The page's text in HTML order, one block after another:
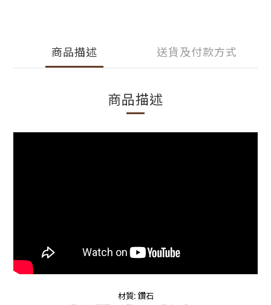
商品描述 送貨及付款方式
商品描述
材質: 鑽石